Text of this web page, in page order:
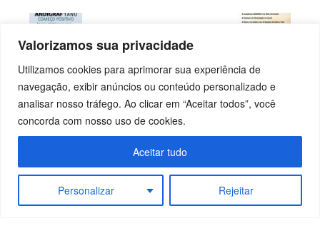
Valorizamos sua privacidade
Utilizamos cookies para aprimorar sua experiência de
navegação, exibir anúncios ou conteúdo personalizado e
analisar nosso tráfego. Ao clicar em “Aceitar todos”, você
concorda com nosso uso de cookies.
Personalizar Rejeitar
Aceitar tudo
Edição 19 –
MAR-ABR/19
Edição 21 – JUL-
AGO/19
Deixe um comentário
Você precisa fazer ologinpara publicar um comentário.
© 2016-2023 byANDIGRAF-Associação Nacional das
Indústrias Gráficas e da Comunicação